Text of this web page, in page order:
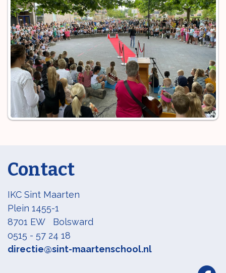
Contact
IKC Sint Maarten
Plein 1455-1
8701 EW Bolsward
0515 - 57 24 18
directie@sint-maartenschool.nl